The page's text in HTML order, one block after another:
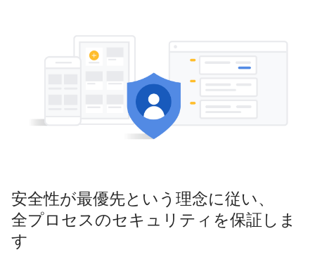
安全性が最優先という理念に従い、
全プロセスのセキュリティを保証しま
す